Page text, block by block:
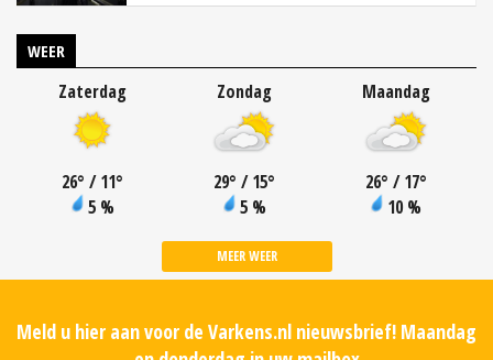
WEER
Zaterdag
26° / 11°
5 %
Zondag
29° / 15°
5 %
Maandag
26° / 17°
10 %
MEER WEER
Meld u hier aan voor de Varkens.nl nieuwsbrief! Maandag